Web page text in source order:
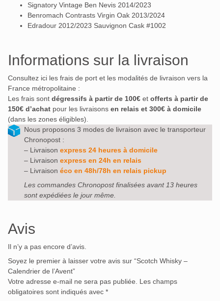
Signatory Vintage Ben Nevis 2014/2023
Benromach Contrasts Virgin Oak 2013/2024
Edradour 2012/2023 Sauvignon Cask #1002
Informations sur la livraison
Consultez ici les frais de port et les modalités de livraison vers la
France métropolitaine :
Les frais sont dégressifs à partir de 100€ et offerts à partir de
150€ d’achat pour les livraisons en relais et 300€ à domicile
(dans les zones éligibles).
Nous proposons 3 modes de livraison avec le transporteur
Chronopost :
– Livraison express 24 heures à domicile
– Livraison express en 24h en relais
– Livraison éco en 48h/78h en relais pickup
Les commandes Chronopost finalisées avant 13 heures
sont expédiées le jour même.
Avis
Il n’y a pas encore d’avis.
Soyez le premier à laisser votre avis sur “Scotch Whisky –
Calendrier de l’Avent”
Votre adresse e-mail ne sera pas publiée.
Les champs
obligatoires sont indiqués avec *